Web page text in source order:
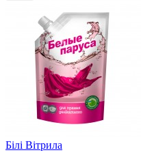
Білі Вітрила